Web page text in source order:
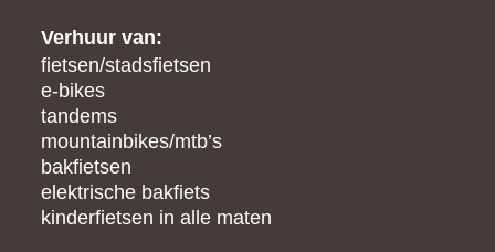
Verhuur van:
fietsen/stadsfietsen
e-bikes
tandems
mountainbikes/mtb’s
bakfietsen
elektrische bakfiets
kinderfietsen in alle maten